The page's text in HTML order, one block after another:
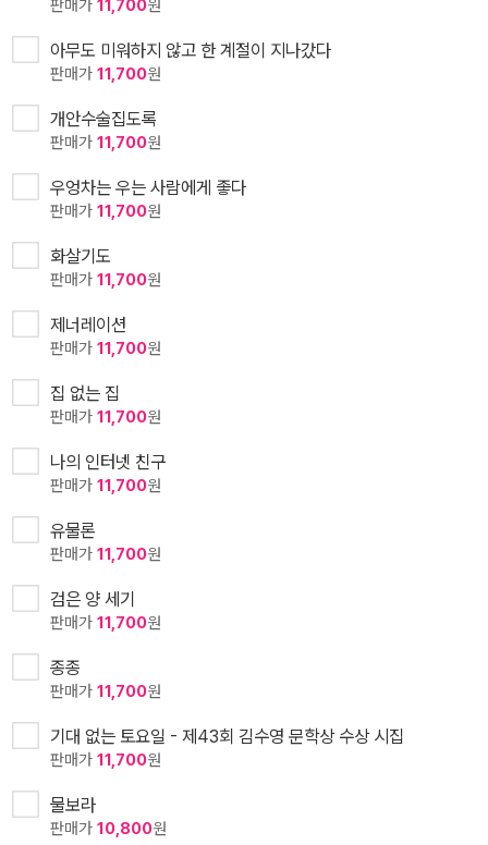
판매가 11,700원
아무도 미워하지 않고 한 계절이 지나갔다
판매가 11,700원
개안수술집도록
판매가 11,700원
우엉차는 우는 사람에게 좋다
판매가 11,700원
화살기도
판매가 11,700원
제너레이션
판매가 11,700원
집 없는 집
판매가 11,700원
나의 인터넷 친구
판매가 11,700원
유물론
판매가 11,700원
검은 양 세기
판매가 11,700원
종종
판매가 11,700원
기대 없는 토요일 - 제43회 김수영 문학상 수상 시집
판매가 11,700원
물보라
판매가 10,800원